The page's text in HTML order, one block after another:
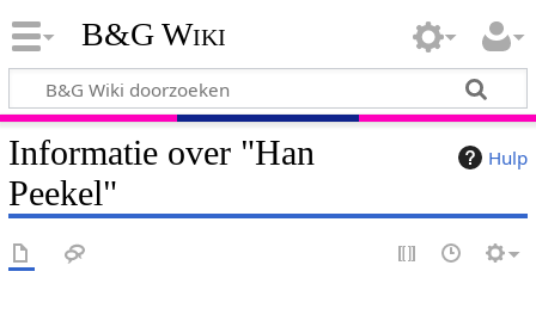
B&G Wiki
Hulp
Informatie over "Han
Peekel"